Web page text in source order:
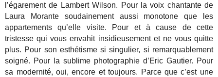
l’égarement de Lambert Wilson. Pour la voix chantante de
Laura Morante soudainement aussi monotone que les
appartements qu’elle visite. Pour et à cause de cette
tristesse qui vous envahit insidieusement et ne vous quitte
plus. Pour son esthétisme si singulier, si remarquablement
soigné. Pour la sublime photographie d’Eric Gautier. Pour
sa modernité, oui, encore et toujours. Parce que c’est une